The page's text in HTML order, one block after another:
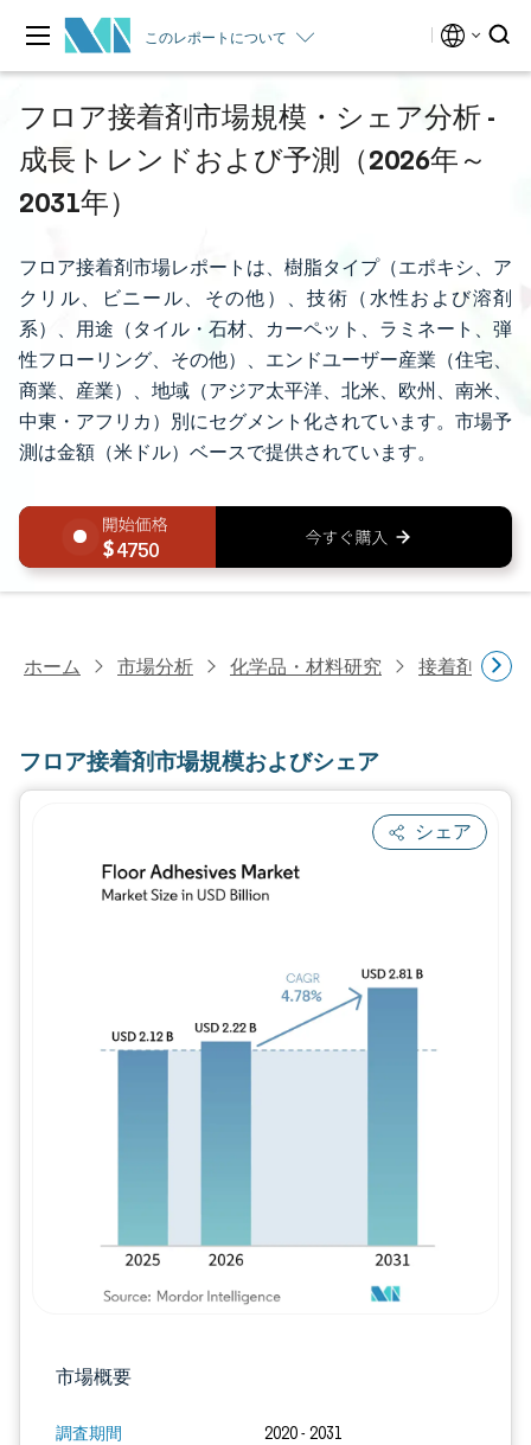
このレポートについて
フロア接着剤市場規模・シェア分析 -
成長トレンドおよび予測（2026年～
2031年）
フロア接着剤市場レポートは、樹脂タイプ（エポキシ、ア
クリル、ビニール、その他）、技術（水性および溶剤
系）、用途（タイル・石材、カーペット、ラミネート、弾
性フローリング、その他）、エンドユーザー産業（住宅、
商業、産業）、地域（アジア太平洋、北米、欧州、南米、
中東・アフリカ）別にセグメント化されています。市場予
測は金額（米ドル）ベースで提供されています。
4750
ホーム 市場分析 化学品・材料研究 接着剤・シ
フロア接着剤市場規模およびシェア
シェア
市場概要
調査期間 2020 - 2031